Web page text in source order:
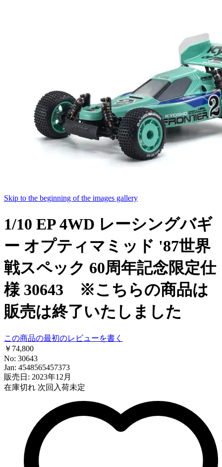
Skip to the beginning of the images gallery
1/10 EP 4WD レーシングバギ
ー オプティマミッド '87世界
戦スペック 60周年記念限定仕
様 30643 ※こちらの商品は
販売は終了いたしました
この商品の最初のレビューを書く
￥74,800
No: 30643
Jan: 4548565457373
販売日: 2023年12月
在庫切れ 次回入荷未定